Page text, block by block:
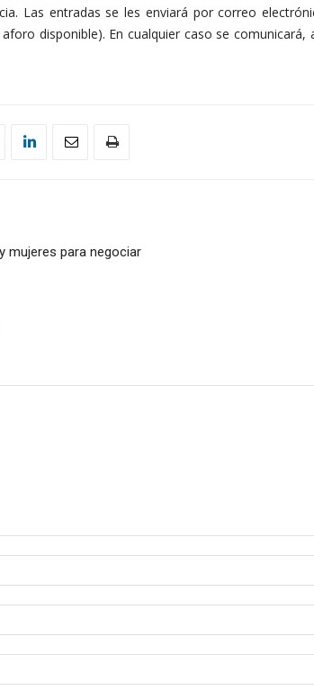
Las entradas se les enviará por correo
disponible). En cualquier caso se
mujeres para negociar